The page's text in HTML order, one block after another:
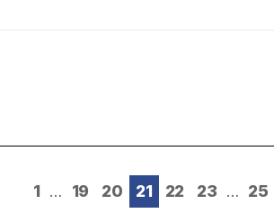
1 … 19 20 21 22 23 … 25